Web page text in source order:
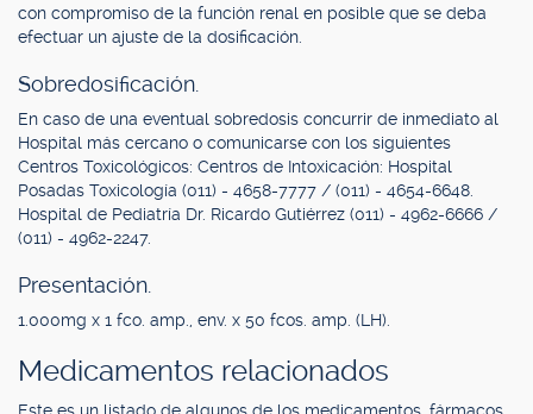
con compromiso de la función renal en posible que se deba
efectuar un ajuste de la dosificación.
Sobredosificación.
En caso de una eventual sobredosis concurrir de inmediato al
Hospital más cercano o comunicarse con los siguientes
Centros Toxicológicos: Centros de Intoxicación: Hospital
Posadas Toxicología (011) - 4658-7777 / (011) - 4654-6648.
Hospital de Pediatría Dr. Ricardo Gutiérrez (011) - 4962-6666 /
(011) - 4962-2247.
Presentación.
1.000mg x 1 fco. amp., env. x 50 fcos. amp. (LH).
Medicamentos relacionados